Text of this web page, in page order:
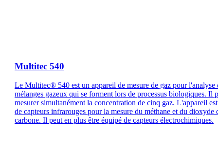
Multitec 540
Le Multitec® 540 est un appareil de mesure de gaz pour l'analyse
mélanges gazeux qui se forment lors de processus biologiques. Il
mesurer simultanément la concentration de cinq gaz. L'appareil
de capteurs infrarouges pour la mesure du méthane et du dioxyde
carbone. Il peut en plus être équipé de capteurs électrochimiques.